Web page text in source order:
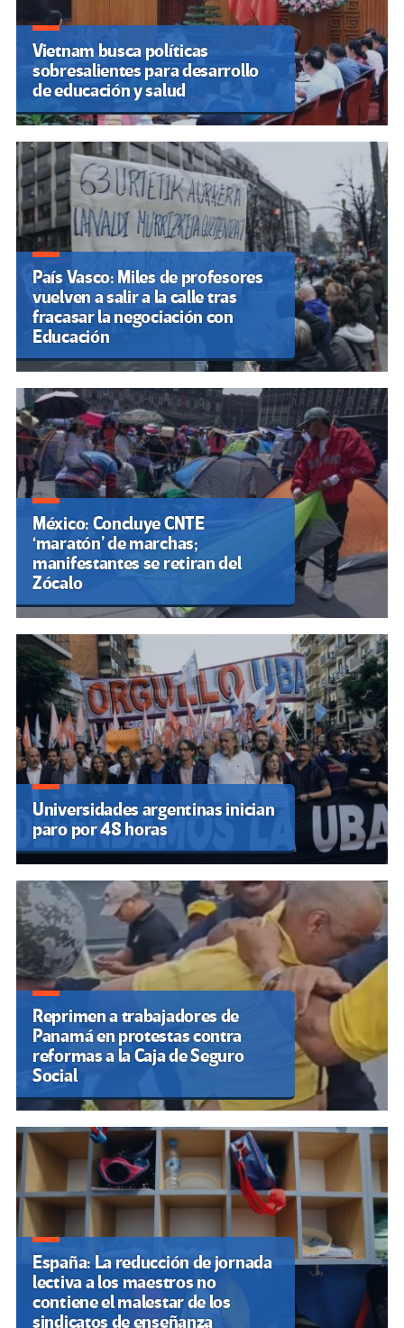
Vietnam busca políticas
sobresalientes para desarrollo
de educación y salud
País Vasco: Miles de profesores
vuelven a salir a la calle tras
fracasar la negociación con
Educación
México: Concluye CNTE
‘maratón’ de marchas;
manifestantes se retiran del
Zócalo
Universidades argentinas inician
paro por 48 horas
Reprimen a trabajadores de
Panamá en protestas contra
reformas a la Caja de Seguro
Social
España: La reducción de jornada
lectiva a los maestros no
contiene el malestar de los
sindicatos de enseñanza